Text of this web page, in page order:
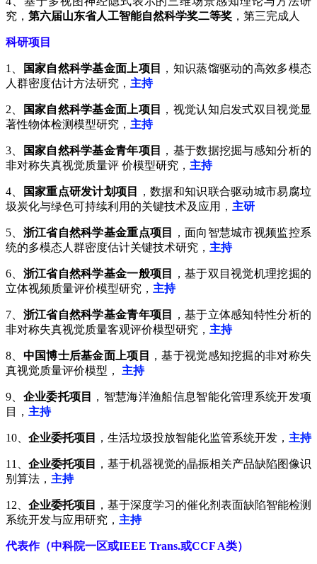
究， 第六届山东省人工智能自然科学奖二等奖 ，第三完成人
科研项目
1、 国家自然科学基金面上项目
，知识蒸馏驱动的高效多模态
人群密度估计方法研究， 主持
2、 国家自然科学基金面上项目
，视觉认知启发式双目视觉显
著性物体检测模型研究， 主持
3、 国家自然科学基金青年项目
，基于数据挖掘与感知分析的
非对称失真视觉质量评 价模型研究， 主持
4、 国家重点研发计划项目
，数据和知识联合驱动城市易腐垃
圾炭化与绿色可持续利用的关键技术及应用， 主研
5、 浙江省自然科学基金重点项目
，面向智慧城市视频监控系
统的多模态人群密度估计关键技术研究， 主持
6、 浙江省自然科学基金一般项目
，基于双目视觉机理挖掘的
立体视频质量评价模型研究， 主持
7、 浙江省自然科学基金青年项目
，基于立体感知特性分析的
非对称失真视觉质量客观评价模型研究， 主持
8、 中国博士后基金面上项目
，基于视觉感知挖掘的非对称失
真视觉质量评价模型， 主持
9、 企业委托项目
，智慧海洋渔船信息智能化管理系统开发项
目， 主持
10、 企业委托项目 ，生活垃圾投放智能化监管系统开发， 主持
11、 企业委托项目
，基于机器视觉的晶振相关产品缺陷图像识
别算法， 主持
12、 企业委托项目
，基于深度学习的催化剂表面缺陷智能检测
系统开发与应用研究， 主持
代表作（中科院一区或IEEE Trans.或CCF A类）